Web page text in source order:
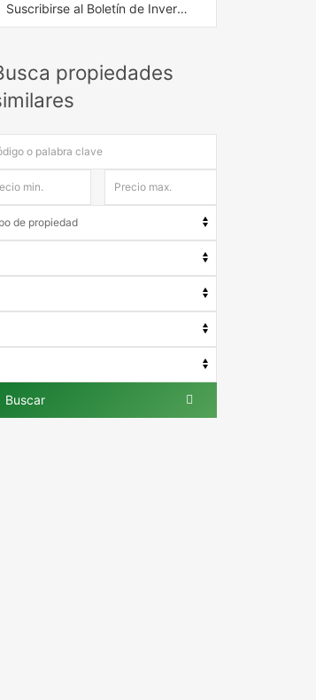
Suscribirse al Boletín de Inversión
propiedades
Buscar